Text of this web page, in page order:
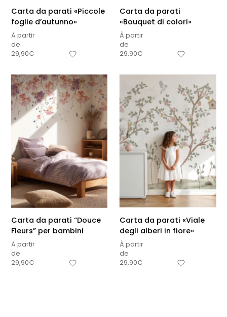
Sous-total
Carta da parati «Piccole
foglie d’autunno»
À partir
de
29,90€
Carta da parati
«Bouquet di colori»
À partir
de
29,90€
Carta da parati “Douce
Fleurs” per bambini
À partir
de
29,90€
Carta da parati «Viale
degli alberi in fiore»
À partir
de
29,90€